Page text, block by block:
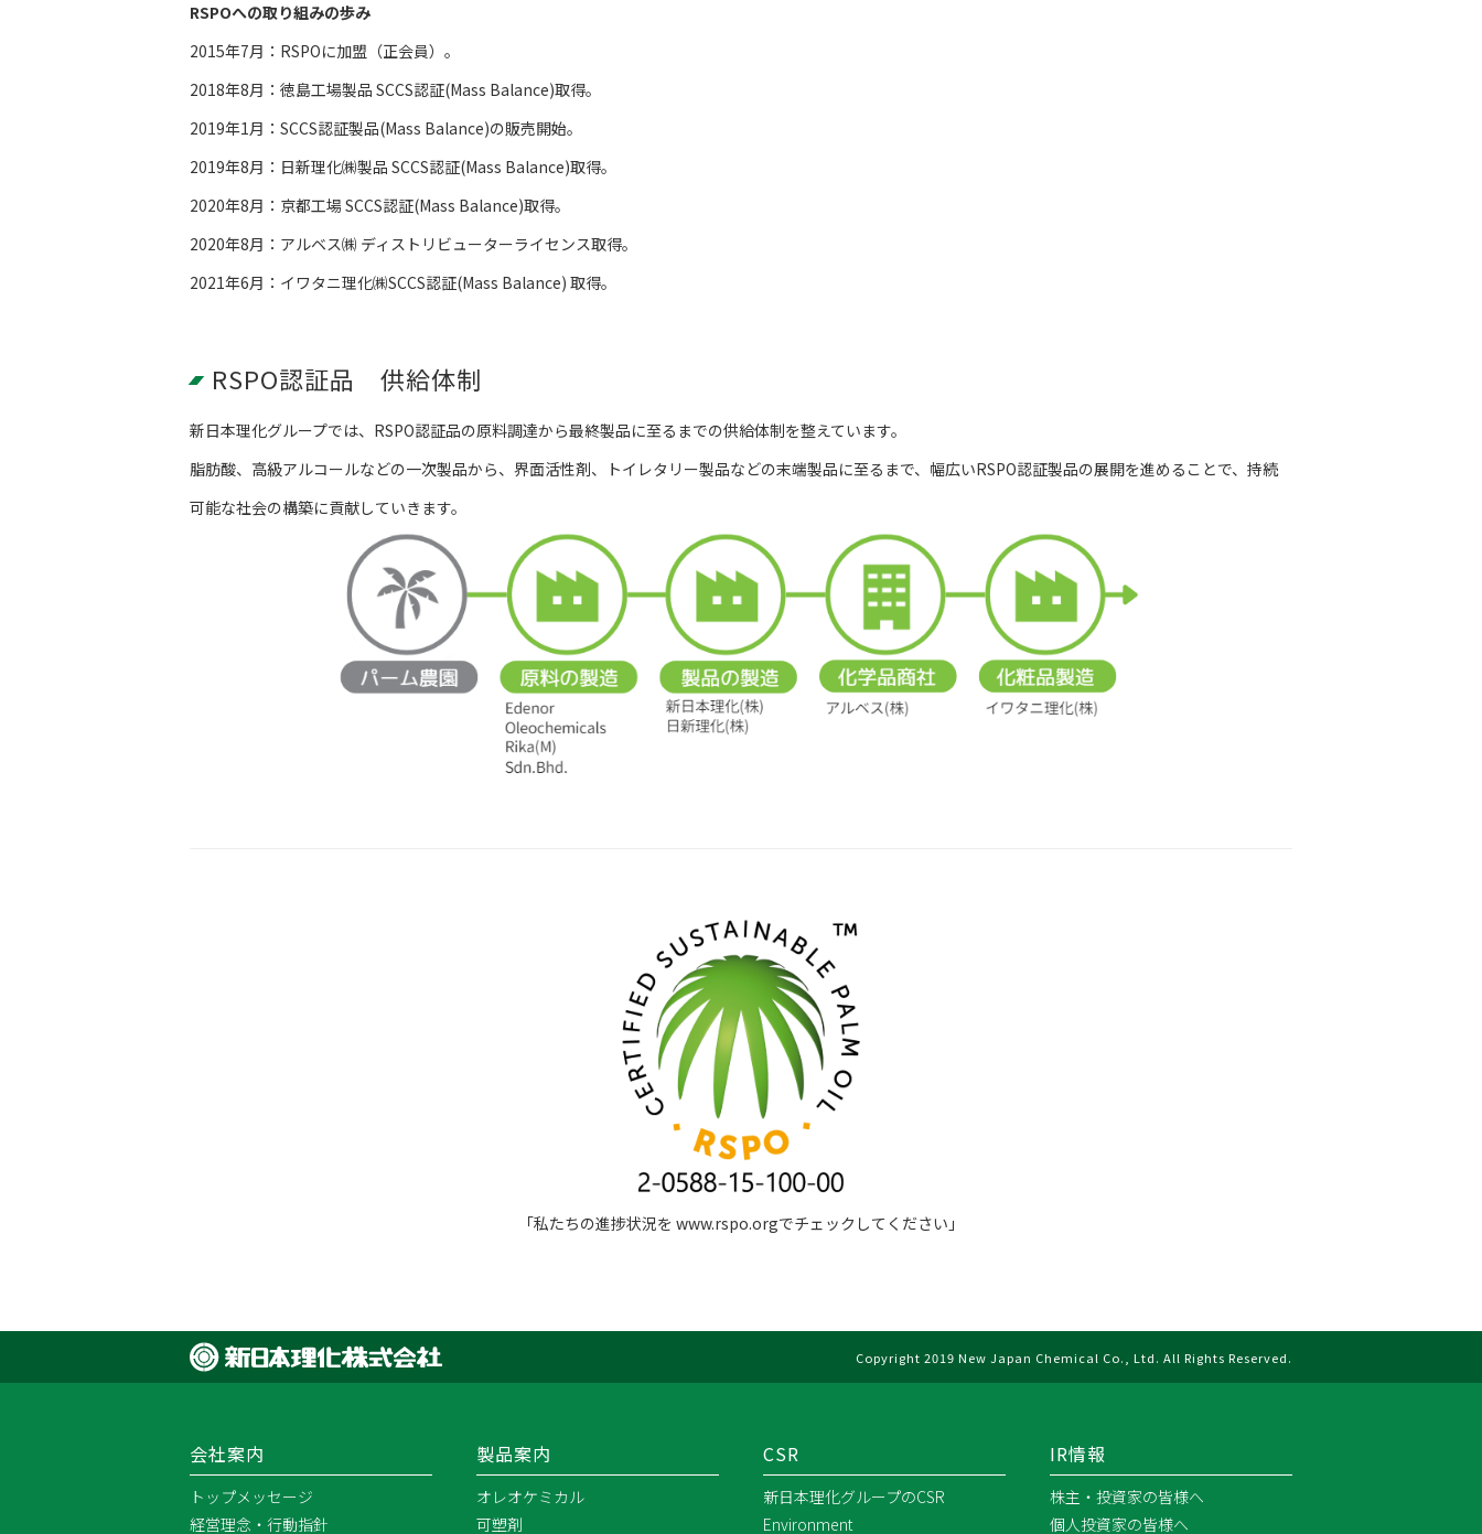
RSPOへの取り組みの歩み
2015年7月：RSPOに加盟（正会員）。
2018年8月：徳島工場製品 SCCS認証(Mass Balance)取得。
2019年1月：SCCS認証製品(Mass Balance)の販売開始。
2019年8月：日新理化㈱製品 SCCS認証(Mass Balance)取得。
2020年8月：京都工場 SCCS認証(Mass Balance)取得。
2020年8月：アルベス㈱ ディストリビューターライセンス取得。
2021年6月：イワタニ理化㈱SCCS認証(Mass Balance) 取得。
RSPO認証品 供給体制
新日本理化グループでは、RSPO認証品の原料調達から最終製品に至るまでの供給体制を整えています。
脂肪酸、高級アルコールなどの一次製品から、界面活性剤、トイレタリー製品などの末端製品に至るまで、幅広いRSPO認証製品の展開を進めることで、持続
可能な社会の構築に貢献していきます。
「私たちの進捗状況を www.rspo.orgでチェックしてください」
Copyright 2019 New Japan Chemical Co., Ltd. All Rights Reserved.
会社案内
トップメッセージ
経営理念・行動指針
製品案内
オレオケミカル
可塑剤
CSR
新日本理化グループのCSR
Environment
IR情報
株主・投資家の皆様へ
個人投資家の皆様へ